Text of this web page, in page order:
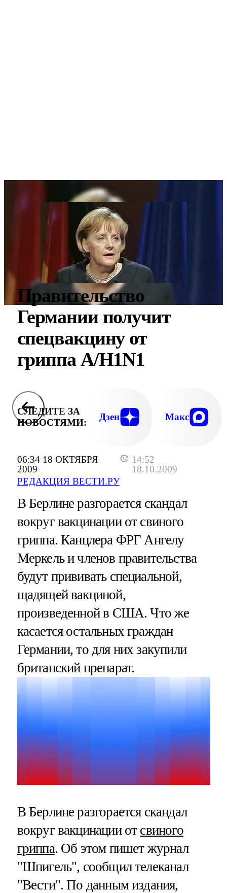
06:34 18 ОКТЯБРЯ
2009
14:52
18.10.2009
РЕДАКЦИЯ ВЕСТИ.РУ
Правительство
Германии получит
спецвакцину от
гриппа А/H1N1
СЛЕДИТЕ ЗА
НОВОСТЯМИ:
Дзен Макс
В Берлине разгорается скандал
вокруг вакцинации от свиного
гриппа. Канцлера ФРГ Ангелу
Меркель и членов правительства
будут прививать специальной,
щадящей вакциной,
произведенной в США. Что же
касается остальных граждан
Германии, то для них закупили
британский препарат.
В Берлине разгорается скандал
вокруг вакцинации от свиного
гриппа. Об этом пишет журнал
"Шпигель", сообщил телеканал
"Вести". По данным издания,